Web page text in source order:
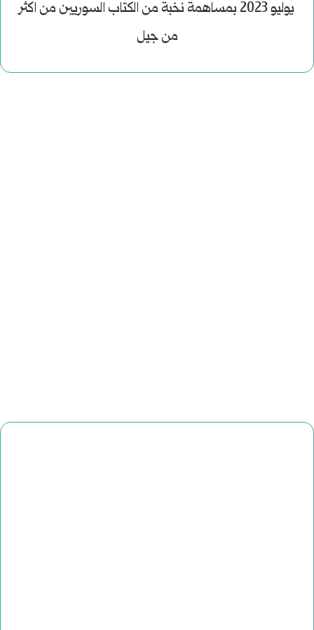
يوليو 2023 بمساهمة نخبة من الكتاب السوريين من اكثر
من جيل